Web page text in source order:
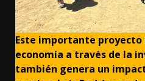
Este importante proyecto
economía a través de la
también genera un